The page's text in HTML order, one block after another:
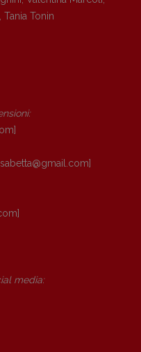
Tania Tonin
:
media: